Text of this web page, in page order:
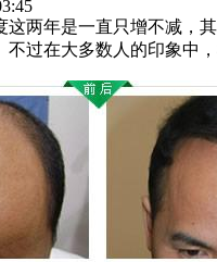
这两年是一直只增不减，
不过在大多数人的印象中